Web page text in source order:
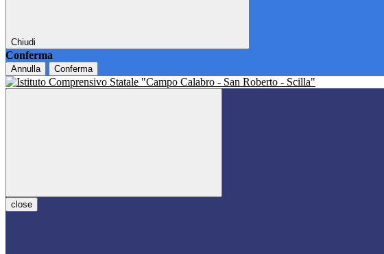
Chiudi
Conferma
Annulla Conferma
close